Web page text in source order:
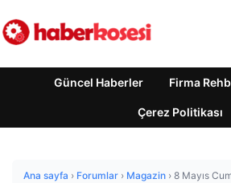
Güncel Haberler Firma
Çerez Politikası
Ana sayfa › Forumlar › Magazin › 8 Mayıs